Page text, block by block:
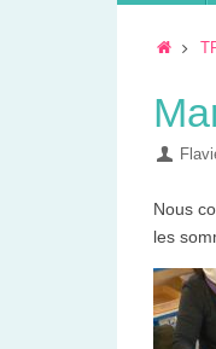
Nous
les